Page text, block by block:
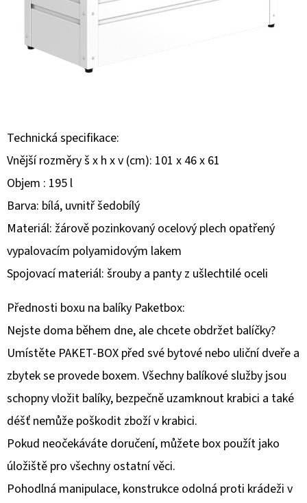
Technická specifikace:
Vnější rozměry š x h x v (cm): 101 x 46 x 61
Objem : 195 l
Barva: bílá, uvnitř šedobílý
Materiál: žárově pozinkovaný ocelový plech opatřený
vypalovacím polyamidovým lakem
Spojovací materiál: šrouby a panty z ušlechtilé oceli
Přednosti boxu na balíky Paketbox:
Nejste doma během dne, ale chcete obdržet balíčky?
Umístěte PAKET-BOX před své bytové nebo uliční dveře a
zbytek se provede boxem. Všechny balíkové služby jsou
schopny vložit balíky, bezpečně uzamknout krabici a také
déšť nemůže poškodit zboží v krabici.
Pokud neočekáváte doručení, můžete box použít jako
úložiště pro všechny ostatní věci.
Pohodlná manipulace, konstrukce odolná proti krádeži v
Í
T
?
HLEDAT
D
O
P
O
R
U
Č
U
J